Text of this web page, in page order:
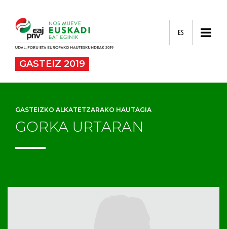
ES
GASTEIZ 2019
GASTEIZKO ALKATETZARAKO HAUTAGIA
GORKA URTARAN